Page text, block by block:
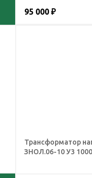
95 000 ₽
Трансформатор
ЗНОЛ.06-10 У3